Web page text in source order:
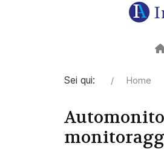
Sei qui: Home